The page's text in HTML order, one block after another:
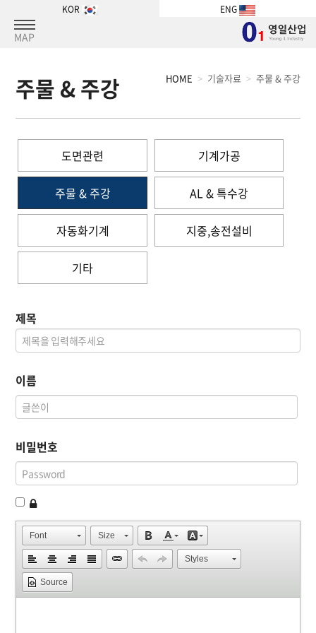
MAP
KOR ENG
주물 & 주강 HOME 기술자료 주물 & 주강
도면관련 기계가공
주물 & 주강 AL & 특수강
자동화기계 지중,송전설비
기타
제목
이름
비밀번호
Font Size
Styles
Source